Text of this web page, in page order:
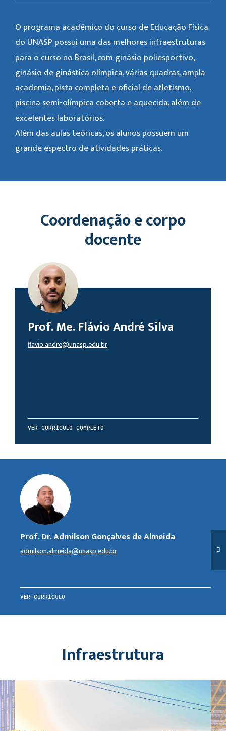
O programa acadêmico do curso de Educação Física
do UNASP possui uma das melhores infraestruturas
para o curso no Brasil, com ginásio poliesportivo,
ginásio de ginástica olímpica, várias quadras, ampla
academia, pista completa e oficial de atletismo,
piscina semi-olímpica coberta e aquecida, além de
excelentes laboratórios.
Além das aulas teóricas, os alunos possuem um
grande espectro de atividades práticas.
Coordenação e corpo
docente
Prof. Me. Flávio André Silva
flavio.andre@unasp.edu.br
VER CURRÍCULO COMPLETO
Prof. Dr. Admilson Gonçalves de Almeida
admilson.almeida@unasp.edu.br
VER CURRÍCULO
Infraestrutura